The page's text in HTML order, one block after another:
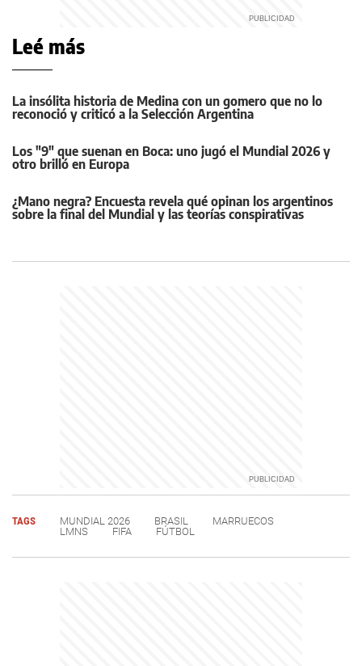
Leé más
La insólita historia de Medina con un gomero que no lo
reconoció y criticó a la Selección Argentina
Los "9" que suenan en Boca: uno jugó el Mundial 2026 y
otro brilló en Europa
¿Mano negra? Encuesta revela qué opinan los argentinos
sobre la final del Mundial y las teorías conspirativas
TAGS MUNDIAL 2026 BRASIL
MARRUECOS
LMNS
FIFA FÚTBOL